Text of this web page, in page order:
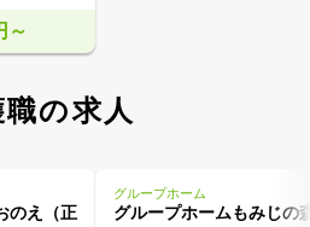
～
の求人
のえ（正
グループホーム
グループホームもみじの